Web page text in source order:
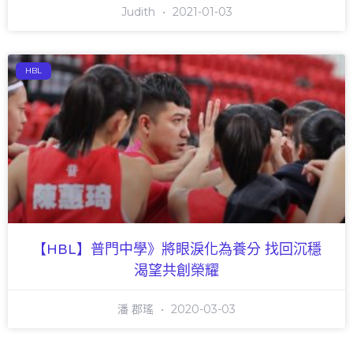
Judith 2021-01-03
HBL
【HBL】普門中學》將眼淚化為養分 找回沉穩
渴望共創榮耀
潘 郡瑤 2020-03-03